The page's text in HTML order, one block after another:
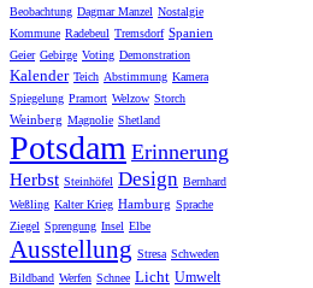
Beobachtung Dagmar Manzel Nostalgie
Kommune Radebeul Tremsdorf Spanien
Geier Gebirge Voting Demonstration
Kalender Teich Abstimmung Kamera
Spiegelung Pramort Welzow Storch
Weinberg Magnolie Shetland
Potsdam Erinnerung
Herbst Steinhöfel Design Bernhard
Weßling Kalter Krieg Hamburg Sprache
Ziegel Sprengung Insel Elbe
Ausstellung Stresa Schweden
Bildband Werfen Schnee Licht Umwelt